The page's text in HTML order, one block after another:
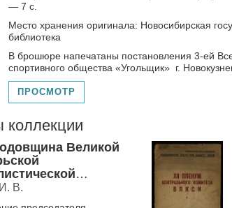
— 7 с.
Место хранения оригинала: Новосибирская
библиотека
В брошюре напечатаны постановления 3-ей
спортивного общества «Угольщик» г.
ПРОСМОТР
коллекции
Великой
В.